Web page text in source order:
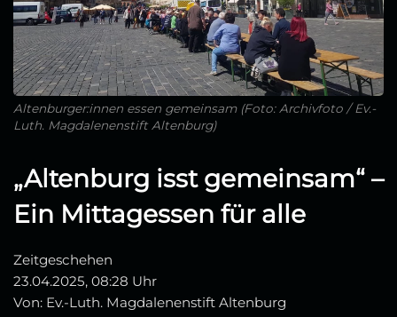
Altenburger:innen essen gemeinsam (Foto: Archivfoto / Ev.-
Luth. Magdalenenstift Altenburg)
„Altenburg isst gemeinsam“ –
Ein Mittagessen für alle
Zeitgeschehen
23.04.2025, 08:28 Uhr
Von: Ev.-Luth. Magdalenenstift Altenburg